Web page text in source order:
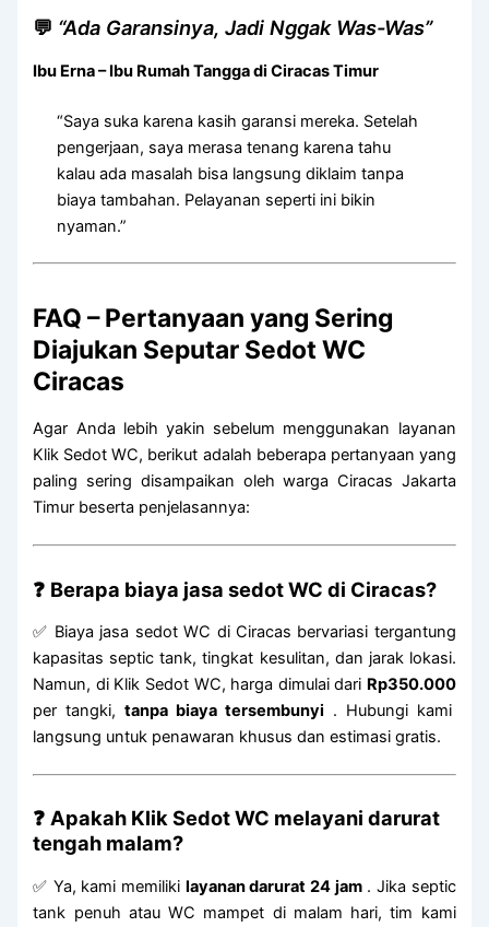
💬 “Ada Garansinya, Jadi Nggak Was-Was”
Ibu Erna – Ibu Rumah Tangga di Ciracas Timur
“Saya suka karena kasih garansi mereka. Setelah
pengerjaan, saya merasa tenang karena tahu
kalau ada masalah bisa langsung diklaim tanpa
biaya tambahan. Pelayanan seperti ini bikin
nyaman.”
FAQ – Pertanyaan yang Sering
Diajukan Seputar Sedot WC
Ciracas
Agar Anda lebih yakin sebelum menggunakan layanan
Klik Sedot WC, berikut adalah beberapa pertanyaan yang
paling sering disampaikan oleh warga Ciracas Jakarta
Timur beserta penjelasannya:
❓ Berapa biaya jasa sedot WC di Ciracas?
✅ Biaya jasa sedot WC di Ciracas bervariasi tergantung
kapasitas septic tank, tingkat kesulitan, dan jarak lokasi.
Namun, di Klik Sedot WC, harga dimulai dari Rp350.000
per tangki,tanpa biaya tersembunyi . Hubungi kami
langsung untuk penawaran khusus dan estimasi gratis.
❓ Apakah Klik Sedot WC melayani darurat
tengah malam?
✅ Ya, kami memiliki layanan darurat 24 jam. Jika septic
tank penuh atau WC mampet di malam hari, tim kami